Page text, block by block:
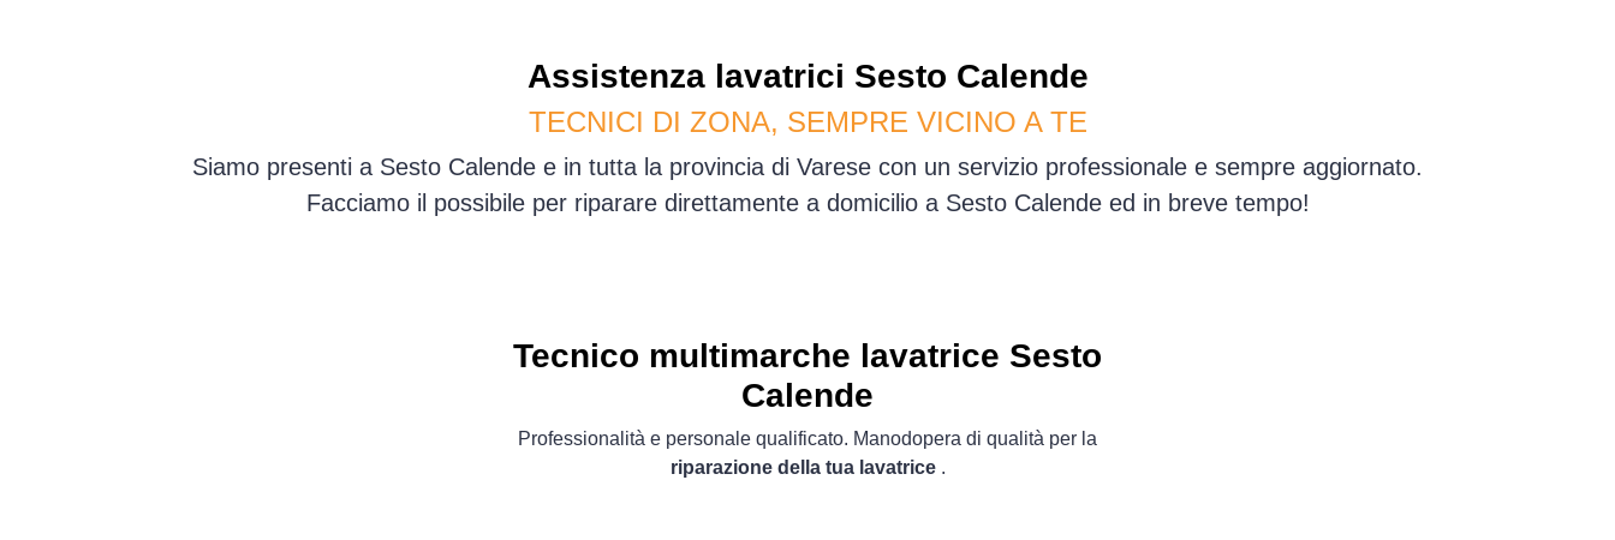
Assistenza lavatrici Sesto Calende
TECNICI DI ZONA, SEMPRE VICINO A TE
Siamo presenti a Sesto Calende e in tutta la provincia di Varese con un servizio professionale e sempre aggiornato.
Facciamo il possibile per riparare direttamente a domicilio a Sesto Calende ed in breve tempo!
Tecnico multimarche lavatrice Sesto
Calende
Professionalità e personale qualificato. Manodopera di qualità per la
riparazione della tua lavatrice .